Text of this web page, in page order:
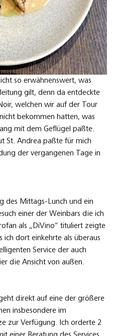
so erwähnenswert, was
gilt, denn da entdeckte
welchen wir auf der Tour
bekommen hatten, was
mit dem Geflügel paßte.
St. Andrea paßte für mich
der vergangenen Tage in
des Mittags-Lunch und ein
einer der Weinbars die ich
als „DiVino“ tituliert zeigte
ich dort einkehrte als überaus
Service der auch
die Ansicht von außen.
direkt auf eine der größere
insbesondere im
zur Verfügung. Ich orderte 2